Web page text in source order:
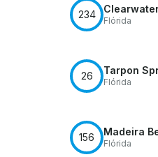
234
Flórida
26 Tarpon
Flórida
156 Madeira
Flórida